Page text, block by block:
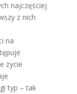
najczęściej
z nich
na
życie
typ – tak